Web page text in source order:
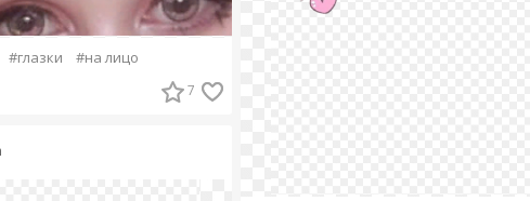
#глазки #на лицо
7